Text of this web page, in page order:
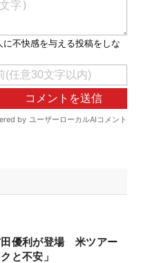
田優利が登場 米ツアー
と不安」